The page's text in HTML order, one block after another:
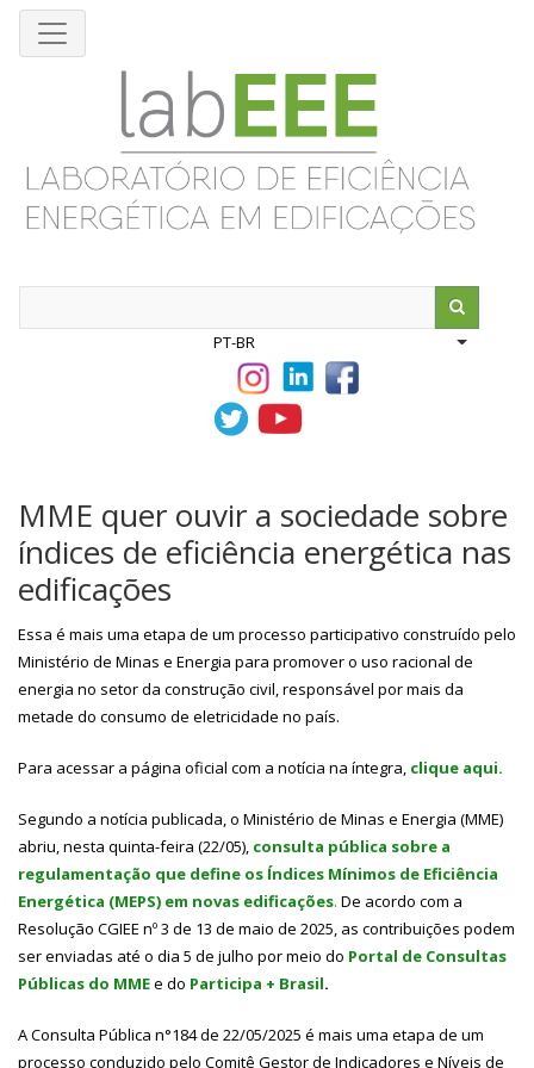
Pular
PT-BR
List
MME quer ouvir a sociedade sobre
índices de eficiência energética nas
edificações
Essa é mais uma etapa de um processo participativo construído pelo
Ministério de Minas e Energia para promover o uso racional de
energia no setor da construção civil, responsável por mais da
metade do consumo de eletricidade no país.
Para acessar a página oficial com a notícia na íntegra, clique aqui.
Segundo a notícia publicada, o Ministério de Minas e Energia (MME)
abriu, nesta quinta-feira (22/05), consulta pública sobre a
regulamentação que define os Índices Mínimos de Eficiência
Energética (MEPS) em novas edificações. De acordo com a
Resolução CGIEE nº 3 de 13 de maio de 2025, as contribuições podem
ser enviadas até o dia 5 de julho por meio do Portal de Consultas
Públicas do MMEe do Participa + Brasil.
A Consulta Pública n°184 de 22/05/2025 é mais uma etapa de um
processo conduzido pelo Comitê Gestor de Indicadores e Níveis de